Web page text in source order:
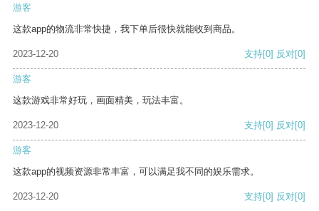
游客
这款app的物流非常快捷，我下单后很快就能收到商品。
2023-12-20 支持[0] 反对[0]
游客
这款游戏非常好玩，画面精美，玩法丰富。
2023-12-20 支持[0] 反对[0]
游客
这款app的视频资源非常丰富，可以满足我不同的娱乐需求。
2023-12-20 支持[0] 反对[0]